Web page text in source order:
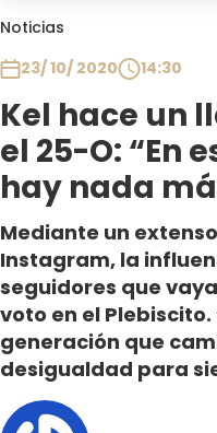
Noticias
23/ 10/ 2020
14:30
Kel hace un
el 25-O: “En
hay nada
Mediante un
Instagram, la
seguidores que
voto en el
generación que
desigualdad para
Plan Perfecto
El Tiempo
Sabingo
Todos Los